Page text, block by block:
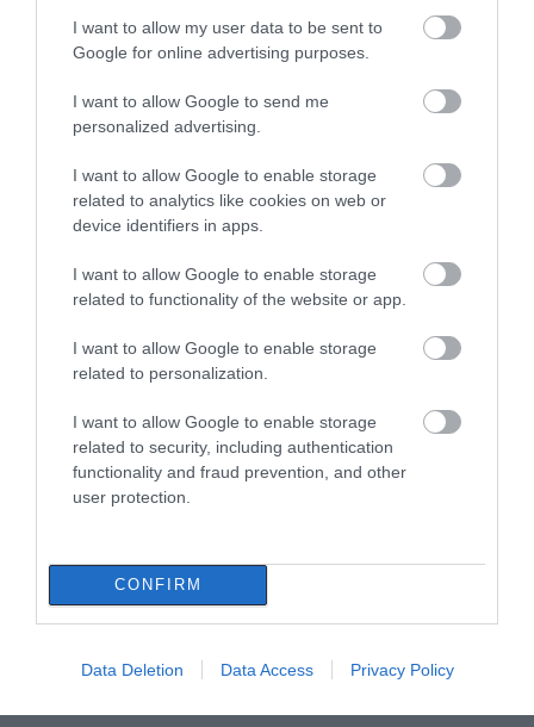
I want to allow my user data to be sent to
Google for online advertising purposes.
I want to allow Google to send me
personalized advertising.
I want to allow Google to enable storage
related to analytics like cookies on web or
device identifiers in apps.
I want to allow Google to enable storage
related to functionality of the website or app.
I want to allow Google to enable storage
related to personalization.
I want to allow Google to enable storage
related to security, including authentication
functionality and fraud prevention, and other
user protection.
CONFIRM
Data Deletion Data Access Privacy Policy
λείπεις;
09.08.2026 | 09:00
Εορτολόγιο: Ποιοι γιορτάζουν
σήμερα, Κυριακή 9 Αυγούστου
ΜΕΘ Νεογνών